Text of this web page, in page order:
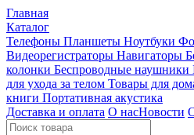
Главная
Каталог
Телефоны Планшеты Ноутбуки
Видеорегистраторы Навигаторы
колонки Беспроводные наушники
для ухода за телом Товары для
книги Портативная акустика
Доставка и оплата О насНовости